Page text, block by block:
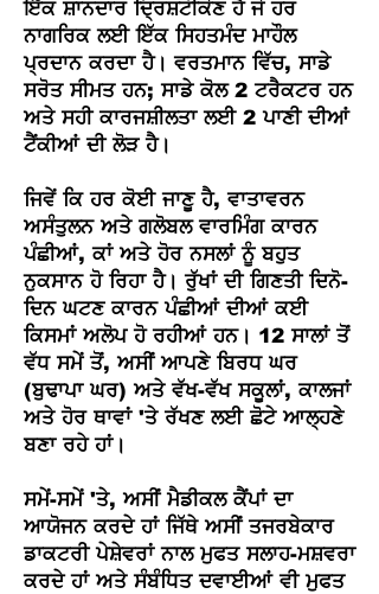
ਇੱਕ ਸ਼ਾਨਦਾਰ ਦ੍ਰਿਸ਼ਟੀਕੋਣ ਹੈ ਜੋ ਹਰ
ਨਾਗਰਿਕ ਲਈ ਇੱਕ ਸਿਹਤਮੰਦ ਮਾਹੌਲ
ਪ੍ਰਦਾਨ ਕਰਦਾ ਹੈ। ਵਰਤਮਾਨ ਵਿੱਚ, ਸਾਡੇ
ਸਰੋਤ ਸੀਮਤ ਹਨ; ਸਾਡੇ ਕੋਲ 2 ਟਰੈਕਟਰ ਹਨ
ਅਤੇ ਸਹੀ ਕਾਰਜਸ਼ੀਲਤਾ ਲਈ 2 ਪਾਣੀ ਦੀਆਂ
ਟੈਂਕੀਆਂ ਦੀ ਲੋੜ ਹੈ।
ਜਿਵੇਂ ਕਿ ਹਰ ਕੋਈ ਜਾਣੂ ਹੈ, ਵਾਤਾਵਰਨ
ਅਸੰਤੁਲਨ ਅਤੇ ਗਲੋਬਲ ਵਾਰਮਿੰਗ ਕਾਰਨ
ਪੰਛੀਆਂ, ਕਾਂ ਅਤੇ ਹੋਰ ਨਸਲਾਂ ਨੂੰ ਬਹੁਤ
ਨੁਕਸਾਨ ਹੋ ਰਿਹਾ ਹੈ। ਰੁੱਖਾਂ ਦੀ ਗਿਣਤੀ ਦਿਨੋ-
ਦਿਨ ਘਟਣ ਕਾਰਨ ਪੰਛੀਆਂ ਦੀਆਂ ਕਈ
ਕਿਸਮਾਂ ਅਲੋਪ ਹੋ ਰਹੀਆਂ ਹਨ। 12 ਸਾਲਾਂ ਤੋਂ
ਵੱਧ ਸਮੇਂ ਤੋਂ, ਅਸੀਂ ਆਪਣੇ ਬਿਰਧ ਘਰ
(ਬੁਢਾਪਾ ਘਰ) ਅਤੇ ਵੱਖ-ਵੱਖ ਸਕੂਲਾਂ, ਕਾਲਜਾਂ
ਅਤੇ ਹੋਰ ਥਾਵਾਂ 'ਤੇ ਰੱਖਣ ਲਈ ਛੋਟੇ ਆਲ੍ਹਣੇ
ਬਣਾ ਰਹੇ ਹਾਂ।
ਸਮੇਂ-ਸਮੇਂ 'ਤੇ, ਅਸੀਂ ਮੈਡੀਕਲ ਕੈਂਪਾਂ ਦਾ
ਆਯੋਜਨ ਕਰਦੇ ਹਾਂ ਜਿੱਥੇ ਅਸੀਂ ਤਜਰਬੇਕਾਰ
ਡਾਕਟਰੀ ਪੇਸ਼ੇਵਰਾਂ ਨਾਲ ਮੁਫਤ ਸਲਾਹ-ਮਸ਼ਵਰਾ
ਕਰਦੇ ਹਾਂ ਅਤੇ ਸੰਬੰਧਿਤ ਦਵਾਈਆਂ ਵੀ ਮੁਫਤ